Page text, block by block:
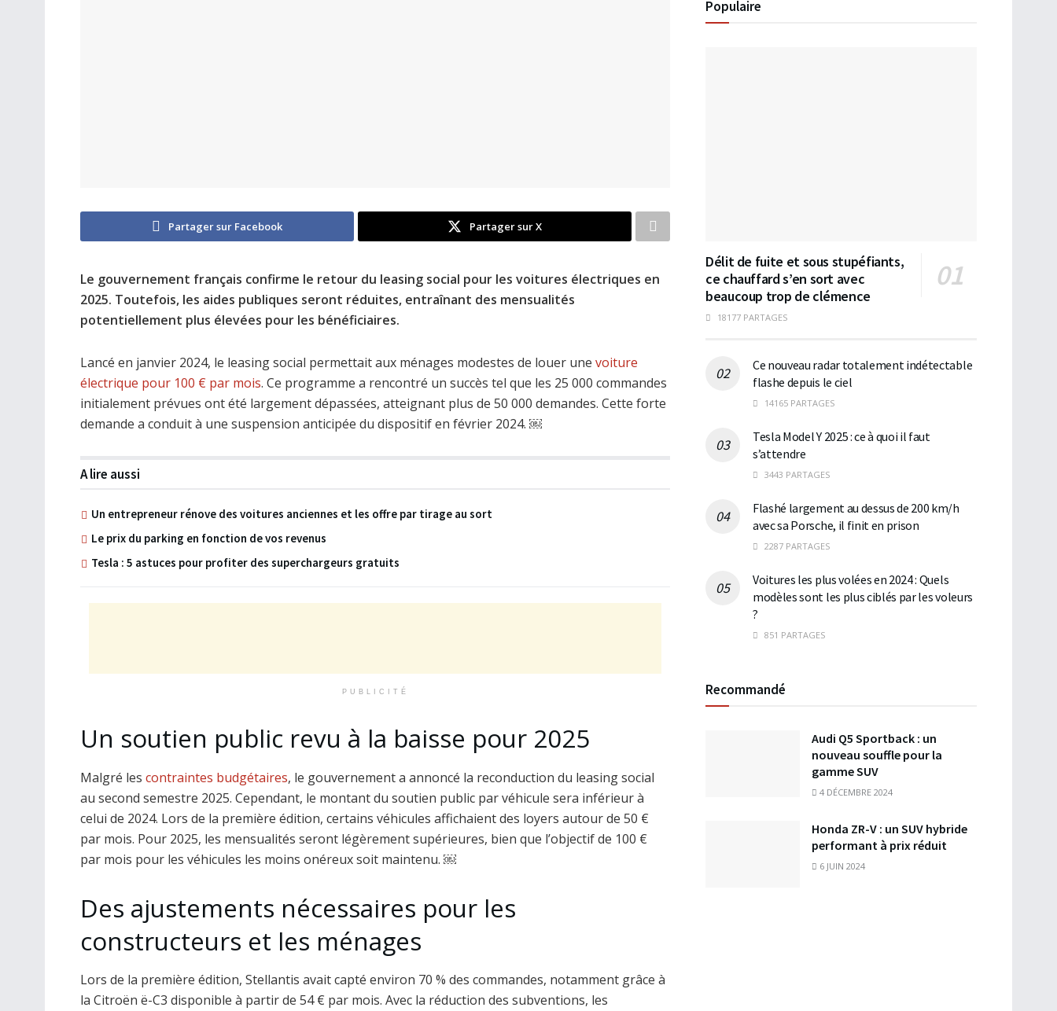
Partager sur Facebook Partager sur X
Le gouvernement français confirme le retour du leasing social pour les voitures électriques en
2025. Toutefois, les aides publiques seront réduites, entraînant des mensualités
potentiellement plus élevées pour les bénéficiaires.
Lancé en janvier 2024, le leasing social permettait aux ménages modestes de louer une voiture
électrique pour 100 € par mois. Ce programme a rencontré un succès tel que les 25 000 commandes
initialement prévues ont été largement dépassées, atteignant plus de 50 000 demandes. Cette forte
demande a conduit à une suspension anticipée du dispositif en février 2024. ￼
A lire aussi
Un entrepreneur rénove des voitures anciennes et les offre par tirage au sort
Le prix du parking en fonction de vos revenus
Tesla : 5 astuces pour profiter des superchargeurs gratuits
PUBLICITÉ
Un soutien public revu à la baisse pour 2025
Malgré les contraintes budgétaires, le gouvernement a annoncé la reconduction du leasing social
au second semestre 2025. Cependant, le montant du soutien public par véhicule sera inférieur à
celui de 2024. Lors de la première édition, certains véhicules affichaient des loyers autour de 50 €
par mois. Pour 2025, les mensualités seront légèrement supérieures, bien que l’objectif de 100 €
par mois pour les véhicules les moins onéreux soit maintenu. ￼
Des ajustements nécessaires pour les
constructeurs et les ménages
Lors de la première édition, Stellantis avait capté environ 70 % des commandes, notamment grâce à
la Citroën ë-C3 disponible à partir de 54 € par mois. Avec la réduction des subventions, les
Populaire
Délit de fuite et sous stupéfiants,
ce chauffard s’en sort avec
beaucoup trop de clémence
18177 PARTAGES
Ce nouveau radar totalement indétectable
flashe depuis le ciel
14165 PARTAGES
Tesla Model Y 2025 : ce à quoi il faut
s’attendre
3443 PARTAGES
Flashé largement au dessus de 200 km/h
avec sa Porsche, il finit en prison
2287 PARTAGES
Voitures les plus volées en 2024 : Quels
modèles sont les plus ciblés par les voleurs
?
851 PARTAGES
Recommandé
Audi Q5 Sportback : un
nouveau souffle pour la
gamme SUV
4 DÉCEMBRE 2024
Honda ZR-V : un SUV hybride
performant à prix réduit
6 JUIN 2024